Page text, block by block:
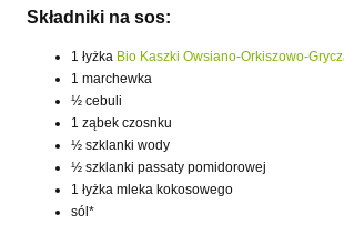
Składniki na sos:
1 łyżka Bio Kaszki Owsiano-Orkiszowo-
1 marchewka
½ cebuli
1 ząbek czosnku
½ szklanki wody
½ szklanki passaty pomidorowej
1 łyżka mleka kokosowego
sól*